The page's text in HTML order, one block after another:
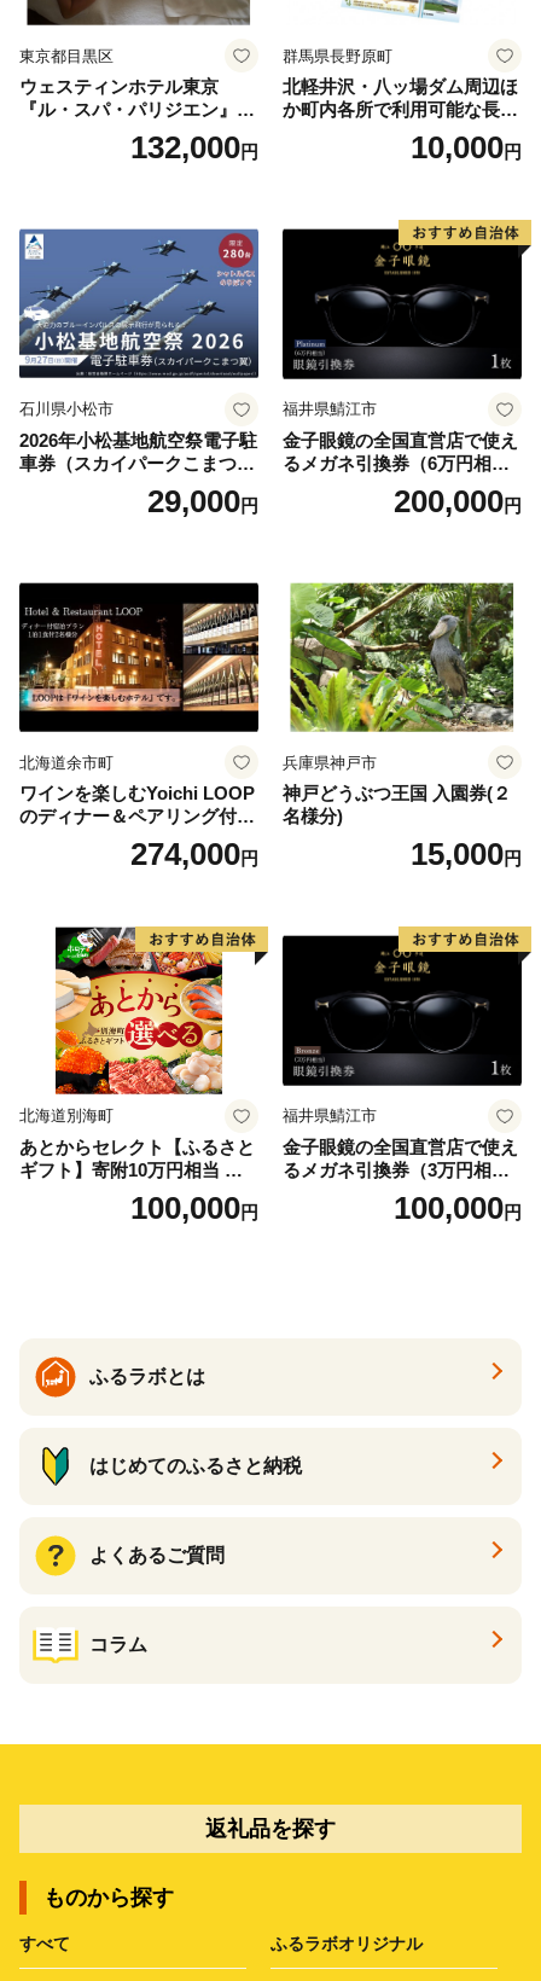
東京都目黒区
ウェスティンホテル東京
『ル・スパ・パリジエン』選
べるボディセラピー90分/1名
132,000円
群馬県長野原町
北軽井沢・八ッ場ダム周辺ほ
か町内各所で利用可能な長野
原町ふるさと感謝券（3,000
円分）【トラベル 観光 旅行
10,000円
石川県小松市
2026年小松基地航空祭電子駐
車券（スカイパークこまつ
翼） 駐車場 シャトルバスの
りばすぐ 石川県 小松市
29,000円
福井県鯖江市
金子眼鏡の全国直営店で使え
るメガネ引換券（6万円相
当） Platinum200,000円
北海道余市町
ワインを楽しむYoichi LOOP
のディナー＆ペアリング付宿
泊プラン＜デラックスツイン
274,000円
兵庫県神戸市
神戸どうぶつ王国 入園券(２
名様分)
15,000円
北海道別海町
あとからセレクト【ふるさと
ギフト】寄附10万円相当 あ
とから選べる！ ギフト いく
ら ほたて 海鮮 牛肉 別海町
ギフト ふるさと納税 ）
100,000円
福井県鯖江市
金子眼鏡の全国直営店で使え
るメガネ引換券（3万円相
100,000円
ふるラボとは
はじめてのふるさと納税
よくあるご質問
コラム
返礼品を探す
ものから探す
すべて ふるラボオリジナル